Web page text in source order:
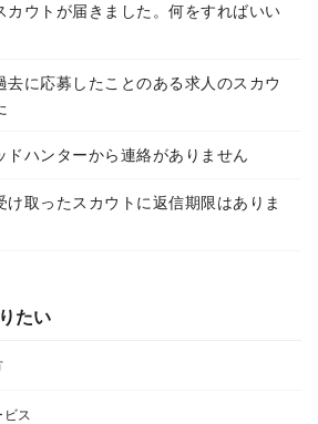
たい
ス
カウトが届きました。何をすればいい
去に応募したことのある求人のスカウ
ドハンターから連絡がありません
取ったスカウトに返信期限はありま